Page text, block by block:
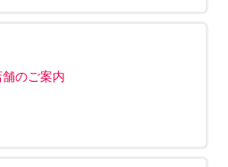
のご案内